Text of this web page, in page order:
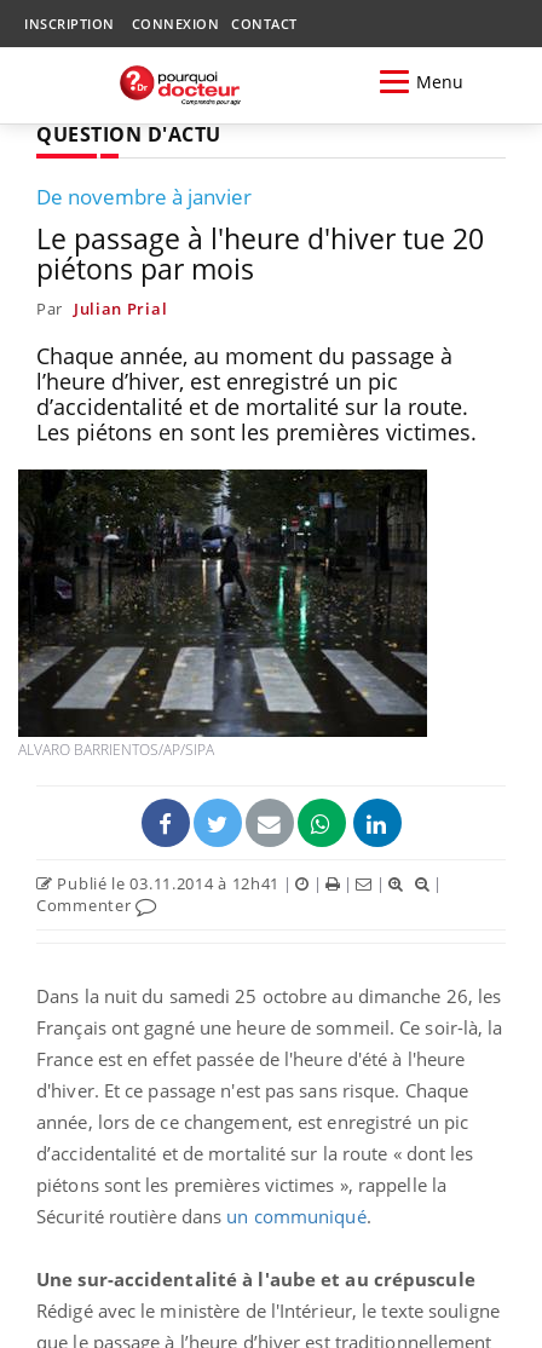
INSCRIPTION CONNEXION CONTACT
Menu
QUESTION D'ACTU
De novembre à janvier
Le passage à l'heure d'hiver tue 20
piétons par mois
Par Julian Prial
Chaque année, au moment du passage à
l’heure d’hiver, est enregistré un pic
d’accidentalité et de mortalité sur la route.
Les piétons en sont les premières victimes.
ALVARO BARRIENTOS/AP/SIPA
Publié le 03.11.2014 à 12h41 | | | |
|
Commenter
Dans la nuit du samedi 25 octobre au dimanche 26, les
Français ont gagné une heure de sommeil. Ce soir-là, la
France est en effet passée de l'heure d'été à l'heure
d'hiver. Et ce passage n'est pas sans risque. Chaque
année, lors de ce changement, est enregistré un pic
d’accidentalité et de mortalité sur la route « dont les
piétons sont les premières victimes », rappelle la
Sécurité routière dans un communiqué.
Une sur-accidentalité à l'aube et au crépuscule
Rédigé avec le ministère de l'Intérieur, le texte souligne
que le passage à l’heure d’hiver est traditionnellement